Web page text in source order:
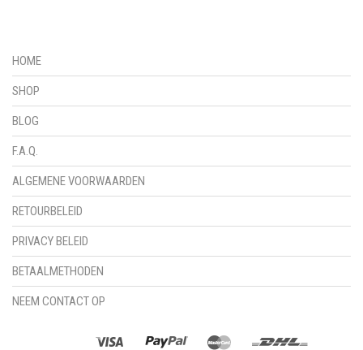
HOME
SHOP
BLOG
F.A.Q.
ALGEMENE VOORWAARDEN
RETOURBELEID
PRIVACY BELEID
BETAALMETHODEN
NEEM CONTACT OP